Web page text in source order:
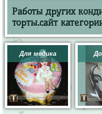
Работы других
торты.сайт
Для медика